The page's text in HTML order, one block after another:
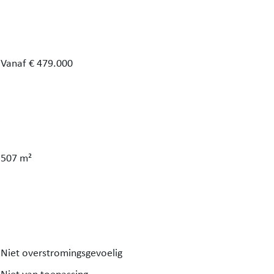
is.
Vanaf € 479.000
507 m²
Niet overstromingsgevoelig